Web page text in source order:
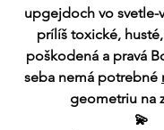
upgejdoch vo
prílíš toxické,
poškodená a pravá
seba nemá potrebné
geometriu na
💫